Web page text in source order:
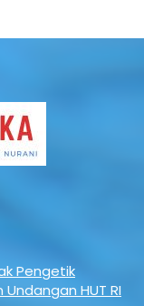
Pengetik
HUT RI